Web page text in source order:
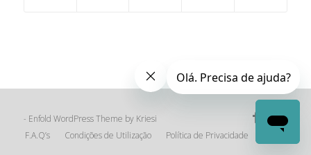
- Enfold WordPress Theme by Kriesi
F.A.Q’s
Condições de Utilização Política de Privacidade